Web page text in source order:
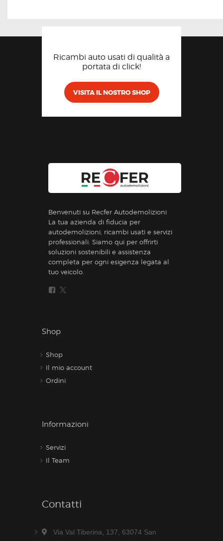
Ricambi auto usati di qualità a
portata di click!
VISITA IL NOSTRO SHOP
Benvenuti su Recfer Autodemolizioni
La tua azienda di fiducia per
autodemolizioni, ricambi usati e servizi
professionali. Siamo qui per offrirti
soluzioni sostenibili e assistenza
completa per ogni esigenza legata al
tuo veicolo.
Shop
Shop
Il mio account
Ordini
Informazioni
Servizi
Il Team
Contatti
Via Val Tiberina, 137, 63074 San